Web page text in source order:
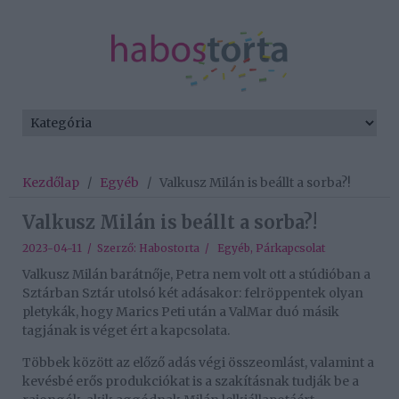
Kezdőlap / Egyéb / Valkusz Milán is beállt a sorba?!
Valkusz Milán is beállt a sorba?!
2023-04-11 / Szerző: Habostorta / Egyéb, Párkapcsolat
Valkusz Milán barátnője, Petra nem volt ott a stúdióban a
Sztárban Sztár utolsó két adásakor: felröppentek olyan
pletykák, hogy Marics Peti után a ValMar duó másik
tagjának is véget ért a kapcsolata.
Többek között az előző adás végi összeomlást, valamint a
kevésbé erős produkciókat is a szakításnak tudják be a